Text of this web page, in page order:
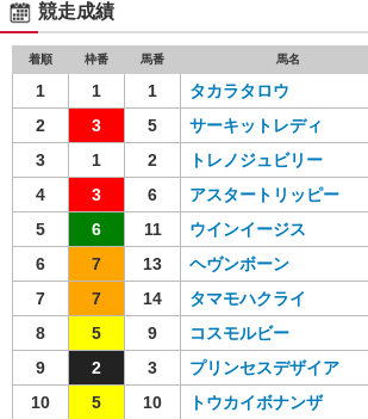
競走成績
着順 枠番 馬番 馬名
1 1 1 タカラタロウ
2
3 5 サーキットレディ
3
1 2 トレノジュビリー
4
3 6 アスタートリッピー
5
6 11 ウインイージス
6
7 13 ヘヴンボーン
7
7 14 タマモハクライ
8
5 9 コスモルビー
9
2 3 プリンセスデザイア
10
5 10 トウカイボナンザ